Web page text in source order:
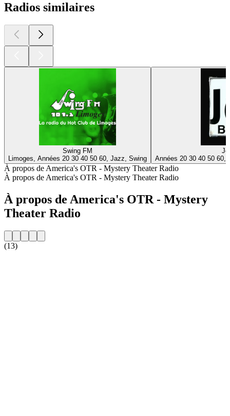
Radios similaires
Swing FM
Limoges, Années 20 30 40 50 60, Jazz, Swing
Années 20 30 40 50 60,
À propos de America's OTR - Mystery Theater Radio
À propos de America's OTR - Mystery Theater Radio
À propos de America's OTR - Mystery
Theater Radio
(13)